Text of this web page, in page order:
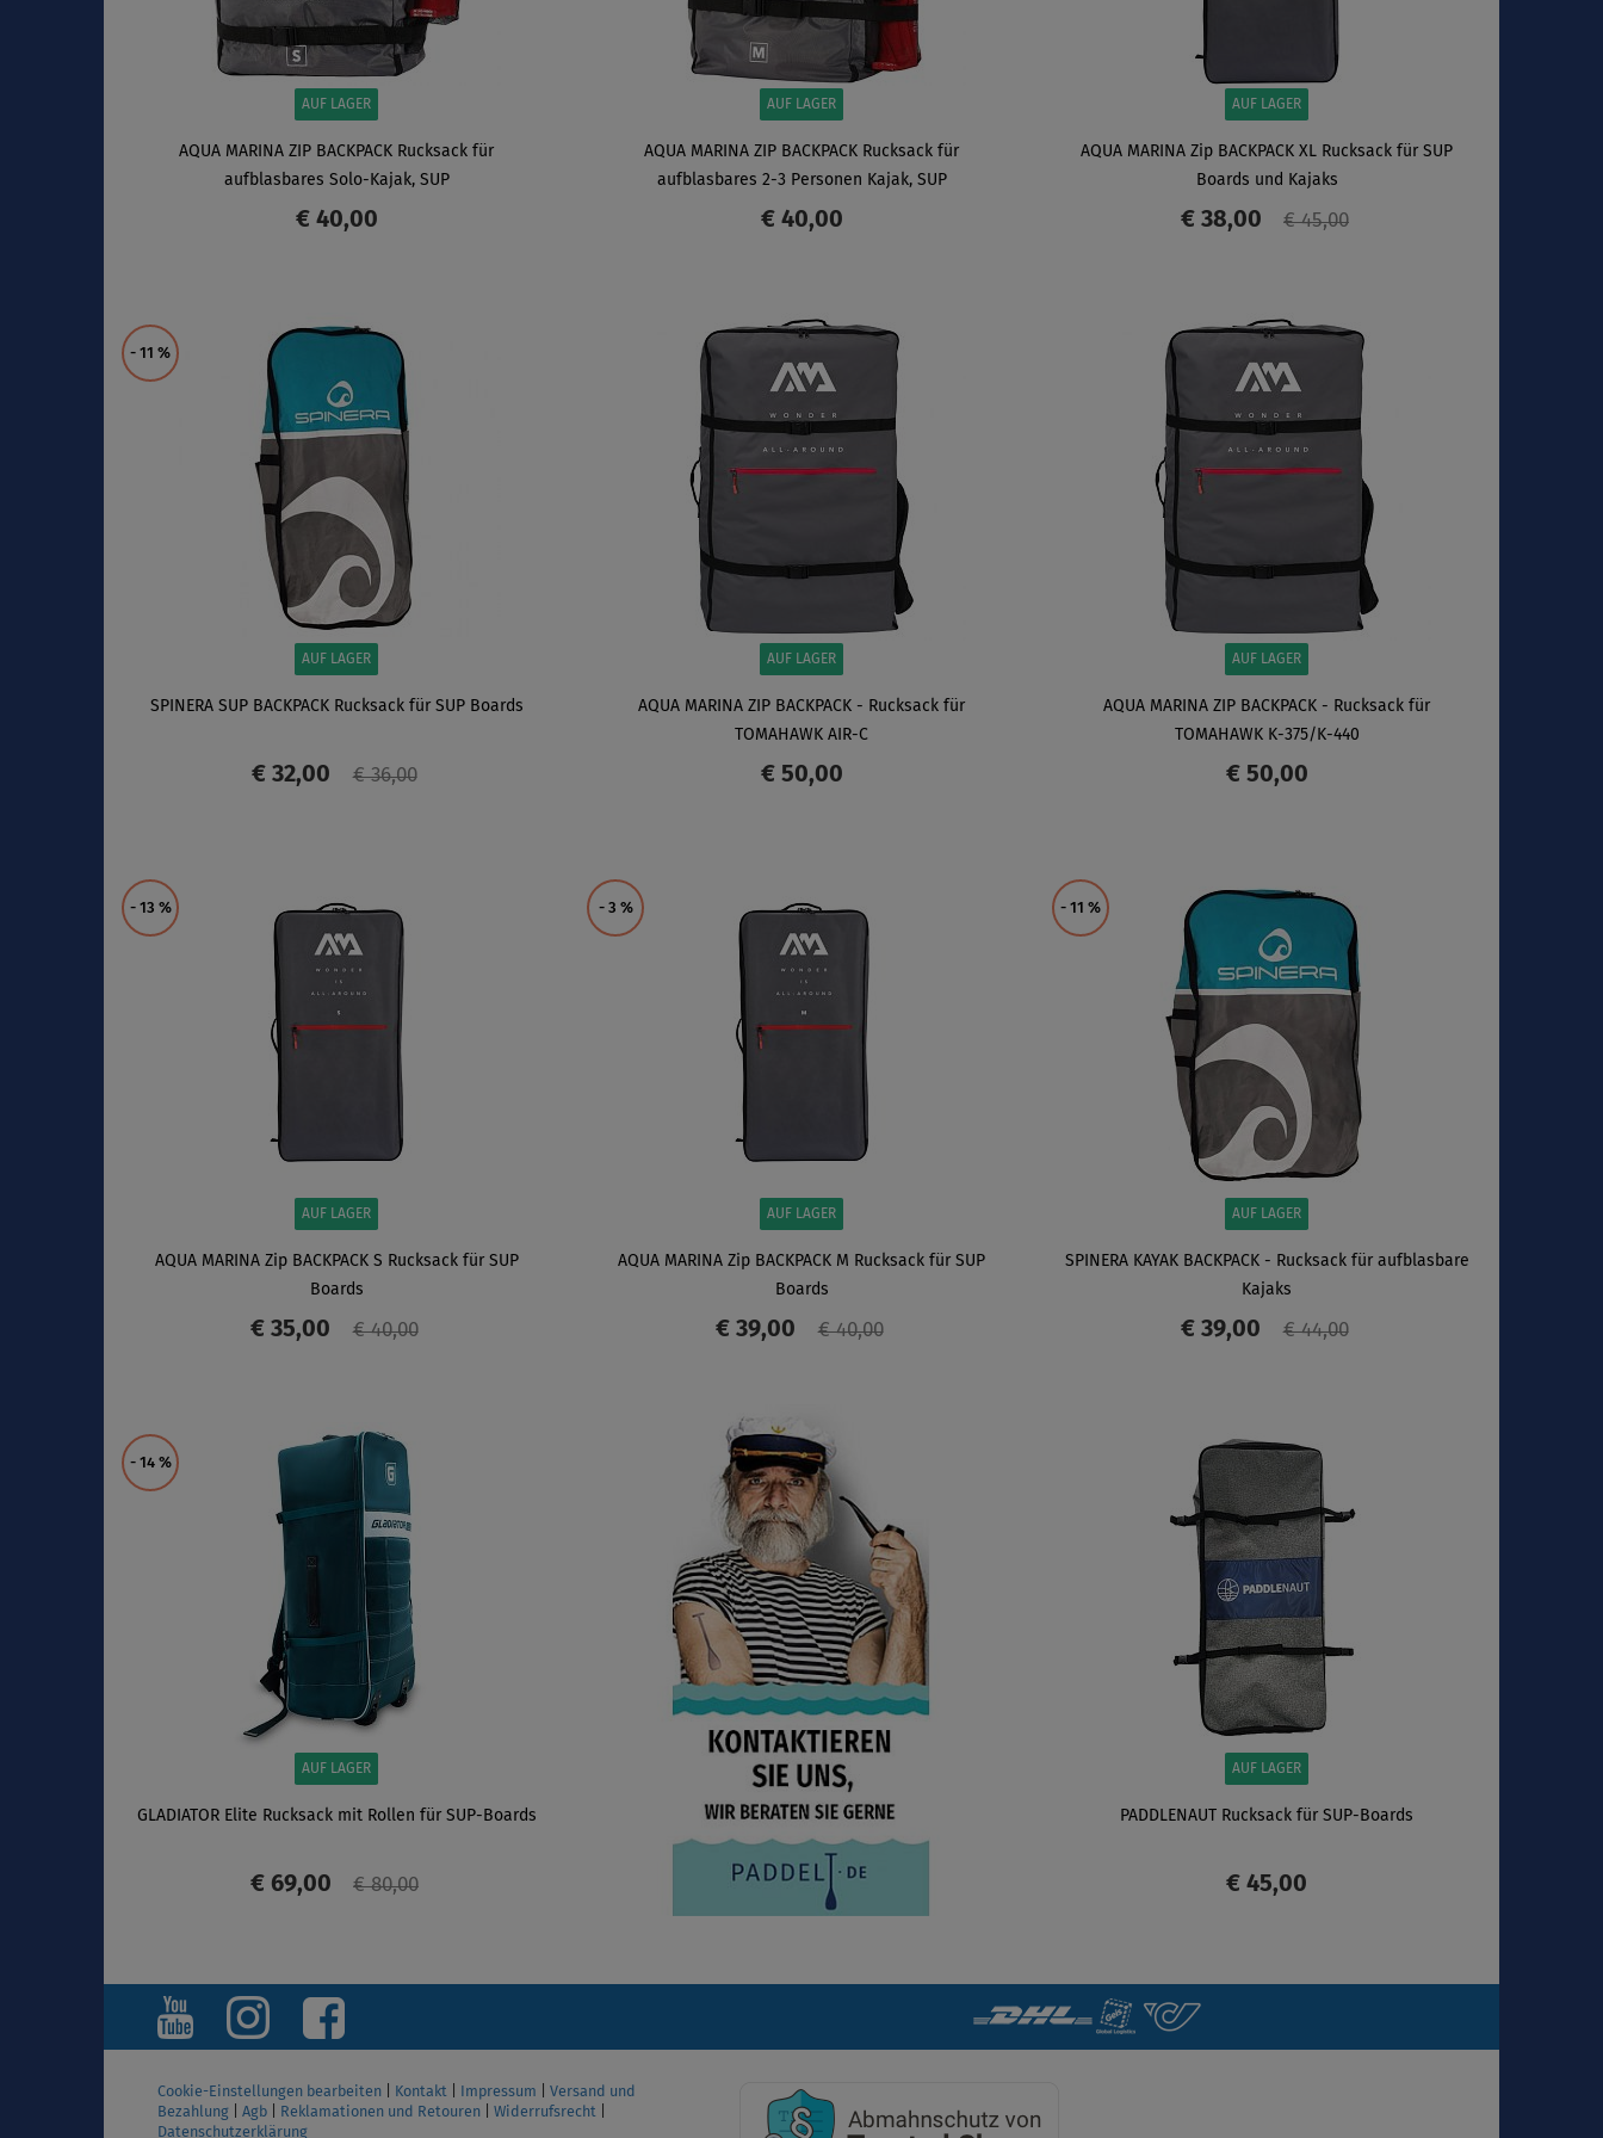
AUF LAGER
AQUA MARINA ZIP BACKPACK Rucksack für
aufblasbares Solo-Kajak, SUP
€ 40,00
AUF LAGER
AQUA MARINA ZIP BACKPACK Rucksack für
aufblasbares 2-3 Personen Kajak, SUP
€ 40,00
AUF LAGER
AQUA MARINA Zip BACKPACK XL Rucksack für SUP
Boards und Kajaks
€ 38,00 € 45,00
- 11 %
AUF LAGER
SPINERA SUP BACKPACK Rucksack für SUP Boards
€ 32,00 € 36,00
AUF LAGER
AQUA MARINA ZIP BACKPACK - Rucksack für
TOMAHAWK AIR-C
€ 50,00
AUF LAGER
AQUA MARINA ZIP BACKPACK - Rucksack für
TOMAHAWK K-375/K-440
€ 50,00
- 13 %
AUF LAGER
AQUA MARINA Zip BACKPACK S Rucksack für SUP
Boards
€ 35,00 € 40,00
- 3 %
AUF LAGER
AQUA MARINA Zip BACKPACK M Rucksack für SUP
Boards
€ 39,00 € 40,00
- 11 %
AUF LAGER
SPINERA KAYAK BACKPACK - Rucksack für aufblasbare
Kajaks
€ 39,00 € 44,00
- 14 %
AUF LAGER
GLADIATOR Elite Rucksack mit Rollen für SUP-Boards
€ 69,00 € 80,00
ANZEIGEN
AUF LAGER
PADDLENAUT Rucksack für SUP-Boards
€ 45,00
ANZEIGEN
Cookie-Einstellungen bearbeiten Kontakt Impressum
Versand und
Bezahlung
Agb Reklamationen und Retouren Widerrufsrecht
Datenschutzerklärung